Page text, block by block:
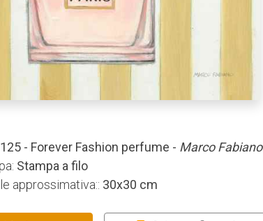
- Forever Fashion perfume - Marco Fabiano
Stampa a filo
approssimativa:: 30x30 cm